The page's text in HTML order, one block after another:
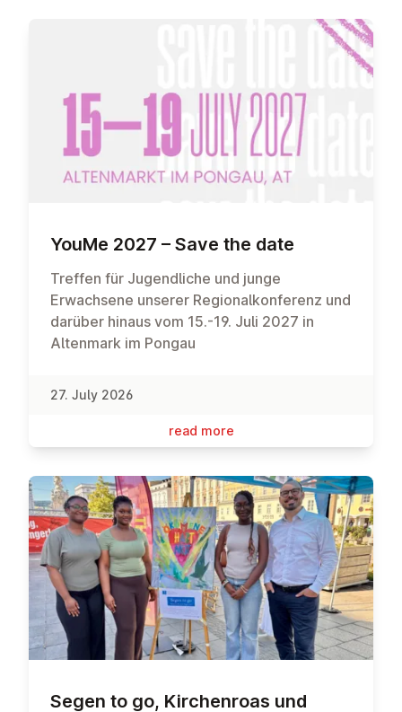
YouMe 2027 – Save the date
Treffen für Jugendliche und junge
Erwachsene unserer Regionalkonferenz und
darüber hinaus vom 15.-19. Juli 2027 in
Altenmark im Pongau
27. July 2026
read more
Segen to go, Kirchen­roas und